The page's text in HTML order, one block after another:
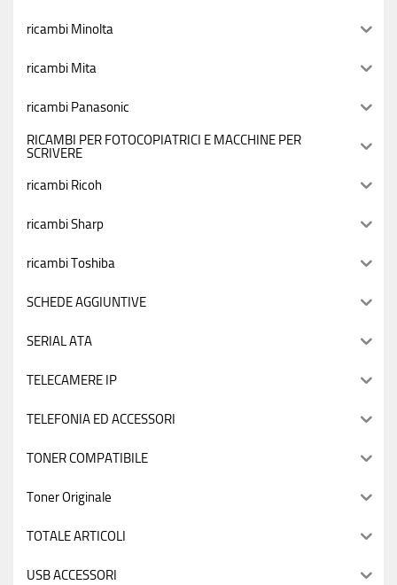
ricambi Minolta
ricambi Mita
ricambi Panasonic
RICAMBI PER FOTOCOPIATRICI E MACCHINE PER
SCRIVERE
ricambi Ricoh
ricambi Sharp
ricambi Toshiba
SCHEDE AGGIUNTIVE
SERIAL ATA
TELECAMERE IP
TELEFONIA ED ACCESSORI
TONER COMPATIBILE
Toner Originale
TOTALE ARTICOLI
USB ACCESSORI